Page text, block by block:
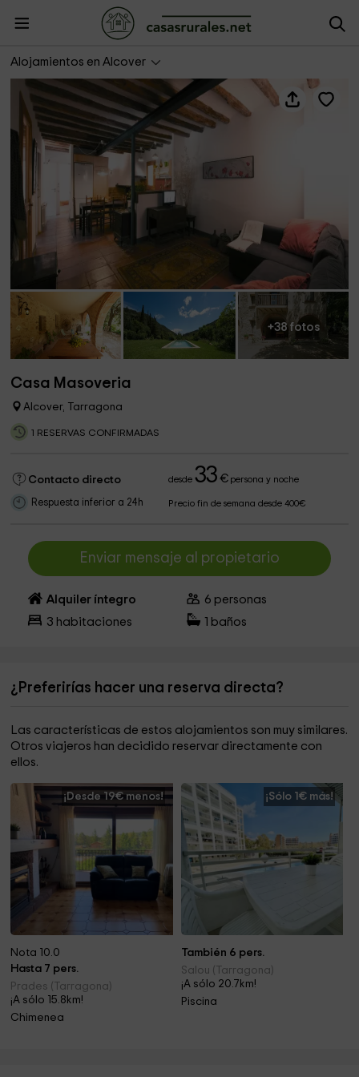
Alojamientos en Alcover
+38 fotos
Casa Masoveria
Alcover, Tarragona
1 RESERVAS CONFIRMADAS
Contacto directo desde33 €persona y noche
Respuesta inferior a 24h Precio fin de semana desde 400€
Enviar mensaje al propietario
Alquiler íntegro 6 personas
3 habitaciones baños
¿Preferirías hacer una reserva directa?
Las características de estos alojamientos son muy similares.
Otros viajeros han decidido reservar directamente con
ellos.
¡Desde 19€ menos!
Nota 10.0
Hasta 7 pers.
Prades (Tarragona)
¡A sólo 15.8km!
Chimenea
¡Sólo 1€ más!
También 6 pers.
Salou (Tarragona)
¡A sólo 20.7km!
Piscina